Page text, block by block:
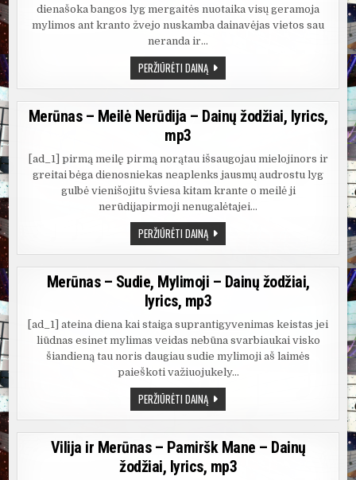
dienašoka bangos lyg mergaitės nuotaika visų geramoja
mylimos ant kranto žvejo nuskamba dainavėjas vietos sau
neranda ir…
PERŽIŪRĖTI DAINĄRADŽI,
GRŪDAS,
MERŪNAS
IR
VILIUS
–
SIRTAKIS
DAINŲ
ŽODŽIAI,
LYRICS,
MP3
Merūnas – Meilė Nerūdija – Dainų žodžiai, lyrics,
mp3
[ad_1] pirmą meilę pirmą norątau išsaugojau mielojinors ir
greitai bėga dienosniekas neaplenks jausmų audrostu lyg
gulbė vienišojitu šviesa kitam krante o meilė ji
nerūdijapirmoji nenugalėtajei…
PERŽIŪRĖTI DAINĄMERŪNAS
–
MEILĖ
NERŪDIJA
–
DAINŲ
ŽODŽIAI,
LYRICS,
Merūnas – Sudie, Mylimoji – Dainų žodžiai,
lyrics, mp3
[ad_1] ateina diena kai staiga suprantigyvenimas keistas jei
liūdnas esinet mylimas veidas nebūna svarbiaukai visko
šiandieną tau noris daugiau sudie mylimoji aš laimės
paieškoti važiuojukely…
PERŽIŪRĖTI DAINĄMERŪNAS
–
SUDIE,
MYLIMOJI
–
DAINŲ
ŽODŽIAI,
LYRICS,
Vilija ir Merūnas – Pamiršk Mane – Dainų
žodžiai, lyrics, mp3